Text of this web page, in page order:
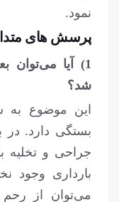
نمود.
پرسش های
1) آیا می‌توان
شد؟
این موضوع به
بستگی دارد. در
جراحی و تخلیه
بارداری وجود
می‌توان از رحم